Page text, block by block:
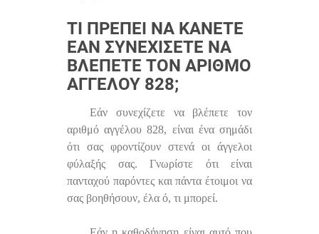
ΤΙ ΠΡΈΠΕΙ ΝΑ ΚΆΝΕΤΕ
ΕΆΝ ΣΥΝΕΧΊΣΕΤΕ ΝΑ
ΒΛΈΠΕΤΕ ΤΟΝ ΑΡΙΘΜΌ
ΑΓΓΈΛΟΥ 828;
Εάν συνεχίζετε να βλέπετε τον
αριθμό αγγέλου 828, είναι ένα σημάδι
ότι σας φροντίζουν στενά οι άγγελοι
φύλαξής σας. Γνωρίστε ότι είναι
πανταχού παρόντες και πάντα έτοιμοι να
σας βοηθήσουν, έλα ό, τι μπορεί.